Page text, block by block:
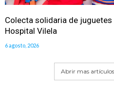
Colecta solidaria de juguetes
Hospital Vilela
6 agosto, 2026
Abrir mas